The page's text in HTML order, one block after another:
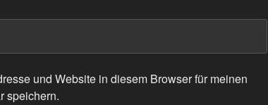
und Website in diesem Browser für meinen
speichern.